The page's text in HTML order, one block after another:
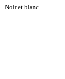
Noir et blanc